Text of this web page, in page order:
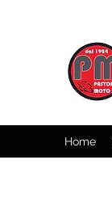
Home